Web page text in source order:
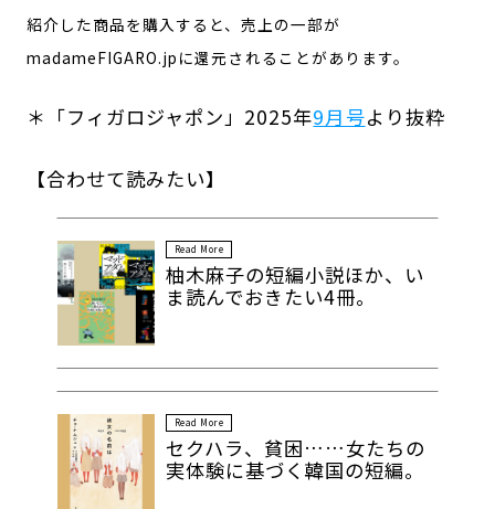
紹介した商品を購入すると、売上の一部が
madameFIGARO.jpに還元されることがあります。
＊「フィガロジャポン」2025年9月号より抜粋
【合わせて読みたい】
Read More
柚木麻子の短編小説ほか、い
ま読んでおきたい4冊。
Read More
セクハラ、貧困……女たちの
実体験に基づく韓国の短編。